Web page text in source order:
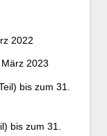
2022
2023
bis zum 31.
bis zum 31.